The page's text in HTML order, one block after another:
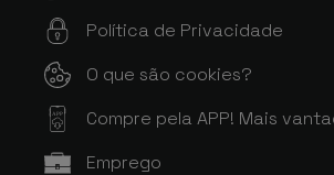
Política de Privacidade
O que são cookies?
APP
Compre pela APP! Mais
Emprego